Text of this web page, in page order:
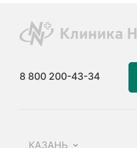
8 800 200-43-34
КАЗАНЬ